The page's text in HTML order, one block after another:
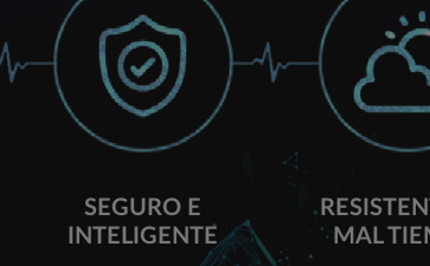
SEGURO E
INTELIGENTE
MAL